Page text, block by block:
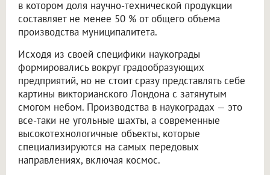
в котором доля научно-технической продукции
составляет не менее 50 % от общего объема
производства муниципалитета.
Исходя из своей специфики наукограды
формировались вокруг градообразующих
предприятий, но не стоит сразу представлять себе
картины викторианского Лондона с затянутым
смогом небом. Производства в наукоградах — это
все-таки не угольные шахты, а современные
высокотехнологичные объекты, которые
специализируются на самых передовых
направлениях, включая космос.